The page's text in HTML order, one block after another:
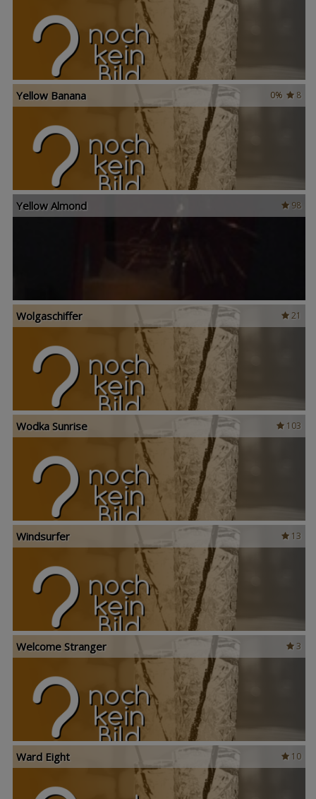
8
0%
Yellow Banana
98
Yellow Almond
21
Wolgaschiffer
103
Wodka Sunrise
13
Windsurfer
3
Welcome Stranger
10
Ward Eight